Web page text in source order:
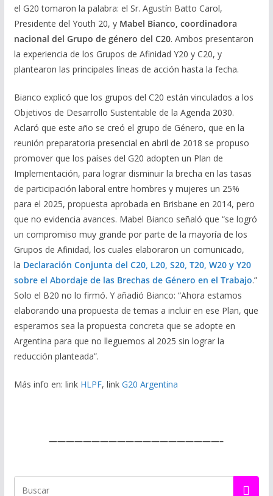
el G20 tomaron la palabra: el Sr. Agustín Batto Carol,
Presidente del Youth 20, y Mabel Bianco, coordinadora
nacional del Grupo de género del C20. Ambos presentaron
la experiencia de los Grupos de Afinidad Y20 y C20, y
plantearon las principales líneas de acción hasta la fecha.
Bianco explicó que los grupos del C20 están vinculados a los
Objetivos de Desarrollo Sustentable de la Agenda 2030.
Aclaró que este año se creó el grupo de Género, que en la
reunión preparatoria presencial en abril de 2018 se propuso
promover que los países del G20 adopten un Plan de
Implementación, para lograr disminuir la brecha en las tasas
de participación laboral entre hombres y mujeres un 25%
para el 2025, propuesta aprobada en Brisbane en 2014, pero
que no evidencia avances. Mabel Bianco señaló que “se logró
un compromiso muy grande por parte de la mayoría de los
Grupos de Afinidad, los cuales elaboraron un comunicado,
la Declaración Conjunta del C20, L20, S20, T20, W20 y Y20
sobre el Abordaje de las Brechas de Género en el Trabajo.”
Solo el B20 no lo firmó. Y añadió Bianco: “Ahora estamos
elaborando una propuesta de temas a incluir en ese Plan, que
esperamos sea la propuesta concreta que se adopte en
Argentina para que no lleguemos al 2025 sin lograr la
reducción planteada”.
Más info en: link HLPF, link G20 Argentina
————————————————————–